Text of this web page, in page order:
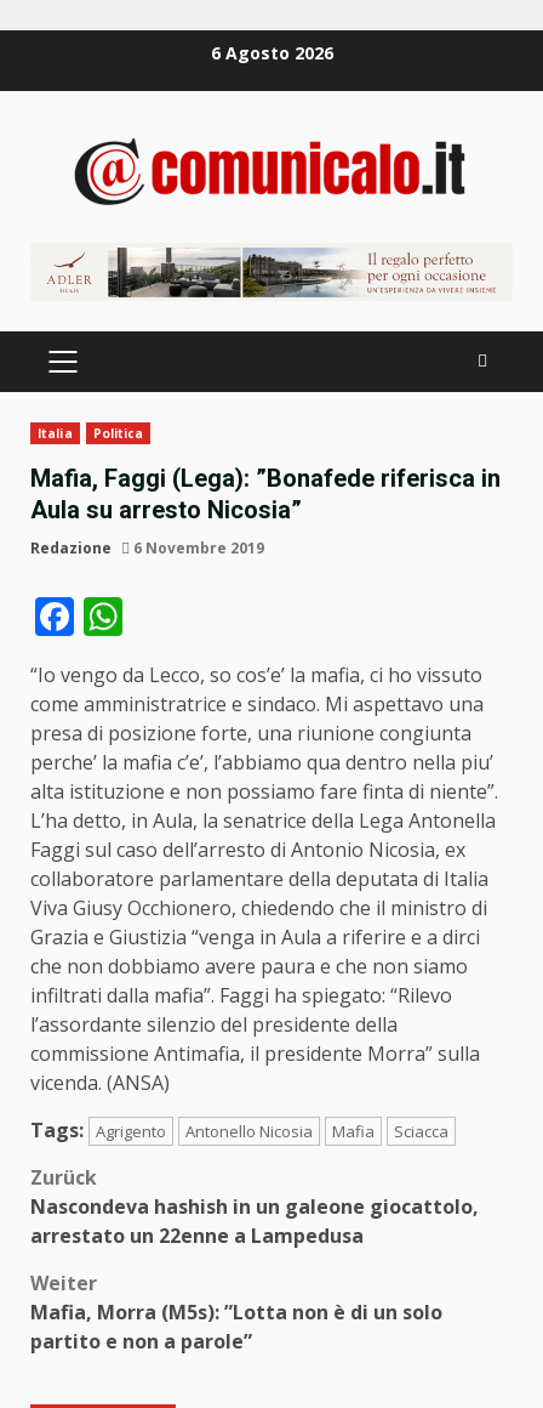
6 Agosto 2026
PRIMÄRES
MENÜ
Italia Politica
Mafia, Faggi (Lega): ”Bonafede riferisca in
Aula su arresto Nicosia”
Redazione 6 Novembre 2019
Facebook
“Io vengo da Lecco, so cos’e’ la mafia, ci ho vissuto
come amministratrice e sindaco. Mi aspettavo una
presa di posizione forte, una riunione congiunta
perche’ la mafia c’e’, l’abbiamo qua dentro nella piu’
alta istituzione e non possiamo fare finta di niente”.
L’ha detto, in Aula, la senatrice della Lega Antonella
Faggi sul caso dell’arresto di Antonio Nicosia, ex
collaboratore parlamentare della deputata di Italia
Viva Giusy Occhionero, chiedendo che il ministro di
Grazia e Giustizia “venga in Aula a riferire e a dirci
che non dobbiamo avere paura e che non siamo
infiltrati dalla mafia”. Faggi ha spiegato: “Rilevo
l’assordante silenzio del presidente della
commissione Antimafia, il presidente Morra” sulla
vicenda. (ANSA)
Tags: Agrigento Antonello Nicosia Mafia Sciacca
Beitragsnavigation
Zurück
Nascondeva hashish in un galeone giocattolo,
arrestato un 22enne a Lampedusa
Weiter
Mafia, Morra (M5s): ”Lotta non è di un solo
partito e non a parole”